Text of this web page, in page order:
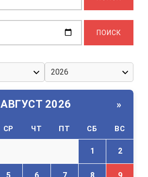
АВГУСТ 2026 »
СР ЧТ ПТ СБ ВС
1 2